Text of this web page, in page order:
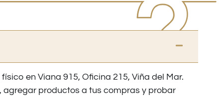
en Viana 915, Oficina 215, Viña del Mar.
agregar productos a tus compras y probar